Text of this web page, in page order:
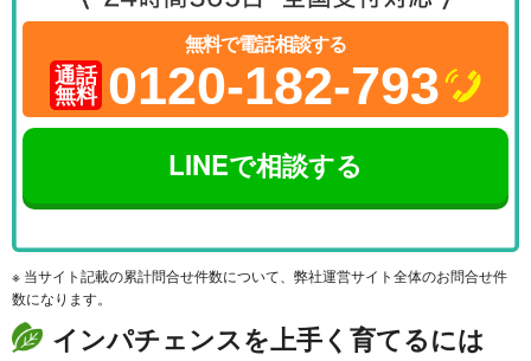
無料で電話相談する
通話
無料 0120-182-793
LINEで相談する
※ 当サイト記載の累計問合せ件数について、弊社運営サイト全体のお問合せ件
数になります。
インパチェンスを上手く育てるには